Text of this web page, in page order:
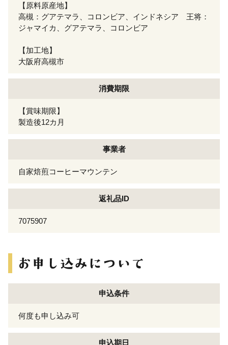
【原料原産地】
高槻：グアテマラ、コロンビア、インドネシア 王将：
ジャマイカ、グアテマラ、コロンビア
【加工地】
大阪府高槻市
消費期限
【賞味期限】
製造後12カ月
事業者
自家焙煎コーヒーマウンテン
返礼品ID
7075907
申込条件
何度も申し込み可
申込期日